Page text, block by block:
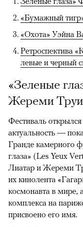
«Бумажный
«Охота» Уэйна
Ретроспектива
левые и черный
«Зеленые
Жереми
Фестиваль
актуальность —
Гранде камерного
глаза» (Les Yeux
Лиатар и Жереми
их кинолента
космонавта в мире,
комплекса на
присвоено его имя.